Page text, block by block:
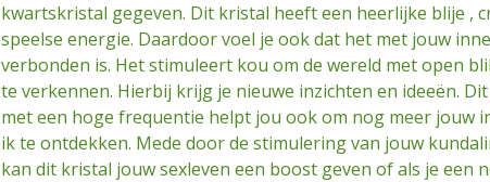
kwartskristal gegeven. Dit kristal heeft een heerlijke blije ,
speelse energie. Daardoor voel je ook dat het met jouw
verbonden is. Het stimuleert kou om de wereld met open
te verkennen. Hierbij krijg je nieuwe inzichten en ideeën.
met een hoge frequentie helpt jou ook om nog meer jouw
ik te ontdekken. Mede door de stimulering van jouw
kan dit kristal jouw sexleven een boost geven of als je een